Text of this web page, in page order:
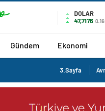
DOLAR
47,7176
Gündem Ekonomi
3.Sayfa